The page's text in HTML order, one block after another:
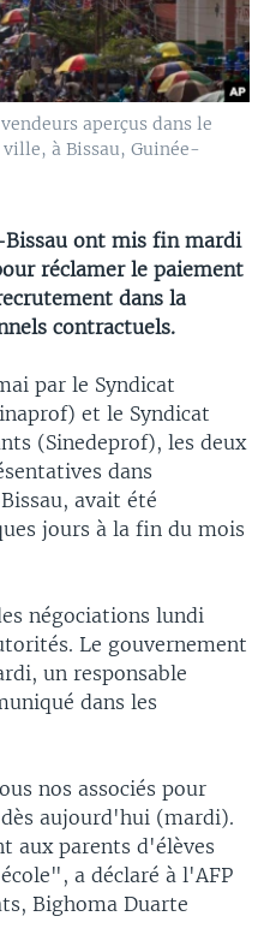
aperçus dans le
à Bissau, Guinée-
Bissau ont mis fin mardi
réclamer le paiement
dans la
contractuels.
par le Syndicat
et le Syndicat
(Sinedeprof), les deux
dans
avait été
jours à la fin du mois
négociations lundi
Le gouvernement
un responsable
dans les
nos associés pour
aujourd'hui (mardi).
aux parents d'élèves
a déclaré à l'AFP
Bighoma Duarte